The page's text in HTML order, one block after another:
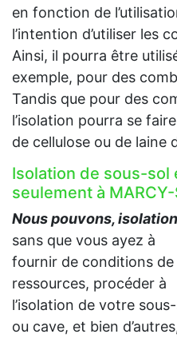
en fonction de
l’intention d’utiliser les
Ainsi, il pourra être
exemple, pour des
Tandis que pour des
l’isolation pourra se
de cellulose ou de laine
Isolation de sous-sol
seulement à
Nous pouvons,
sans que vous ayez à
fournir de conditions de
ressources, procéder à
l’isolation de votre
ou cave, et bien